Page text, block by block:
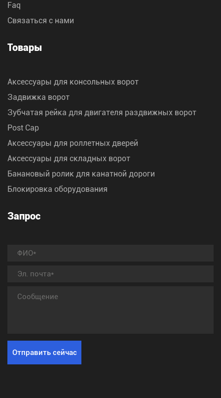
Faq
Связаться с нами
Товары
Аксессуары для консольных ворот
Задвижка ворот
Зубчатая рейка для двигателя раздвижных ворот
Post Cap
Аксессуары для роллетных дверей
Аксессуары для складных ворот
Банановый ролик для канатной дороги
Блокировка оборудования
Запрос